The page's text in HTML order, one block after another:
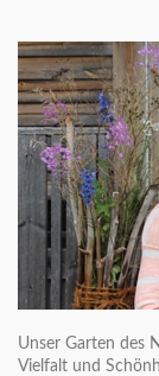
Unser Garten des
Vielfalt und